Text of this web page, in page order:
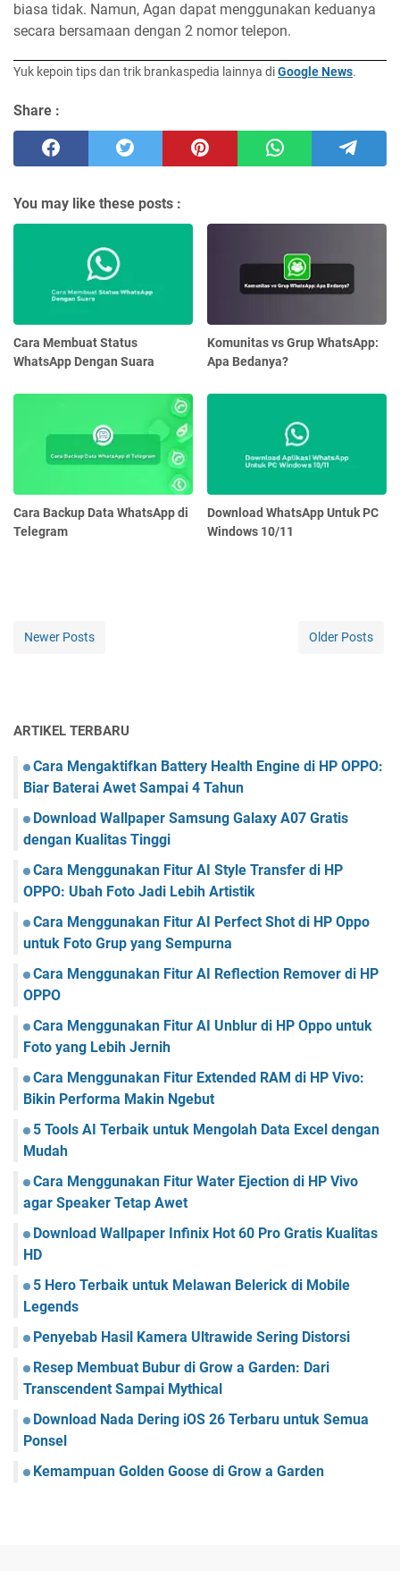
biasa tidak. Namun, Agan dapat menggunakan keduanya
secara bersamaan dengan 2 nomor telepon.
Yuk kepoin tips dan trik brankaspedia lainnya diGoogle News.
Share :
You may like these posts :
Cara Membuat Status
WhatsApp Dengan Suara
Komunitas vs Grup WhatsApp:
Apa Bedanya?
Cara Backup Data WhatsApp di
Telegram
Download WhatsApp Untuk PC
Windows 10/11
Newer Posts Older Posts
ARTIKEL TERBARU
Cara Mengaktifkan Battery Health Engine di HP OPPO:
Biar Baterai Awet Sampai 4 Tahun
Download Wallpaper Samsung Galaxy A07 Gratis
dengan Kualitas Tinggi
Cara Menggunakan Fitur AI Style Transfer di HP
OPPO: Ubah Foto Jadi Lebih Artistik
Cara Menggunakan Fitur AI Perfect Shot di HP Oppo
untuk Foto Grup yang Sempurna
Cara Menggunakan Fitur AI Reflection Remover di HP
OPPO
Cara Menggunakan Fitur AI Unblur di HP Oppo untuk
Foto yang Lebih Jernih
Cara Menggunakan Fitur Extended RAM di HP Vivo:
Bikin Performa Makin Ngebut
5 Tools AI Terbaik untuk Mengolah Data Excel dengan
Mudah
Cara Menggunakan Fitur Water Ejection di HP Vivo
agar Speaker Tetap Awet
Download Wallpaper Infinix Hot 60 Pro Gratis Kualitas
HD
5 Hero Terbaik untuk Melawan Belerick di Mobile
Legends
Penyebab Hasil Kamera Ultrawide Sering Distorsi
Resep Membuat Bubur di Grow a Garden: Dari
Transcendent Sampai Mythical
Download Nada Dering iOS 26 Terbaru untuk Semua
Ponsel
Kemampuan Golden Goose di Grow a Garden